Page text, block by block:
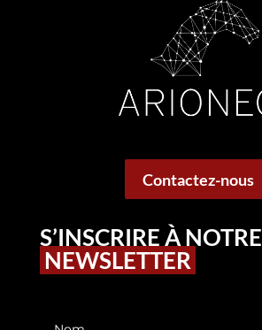
Contactez-nous
S’INSCRIRE À NOTRE
NEWSLETTER